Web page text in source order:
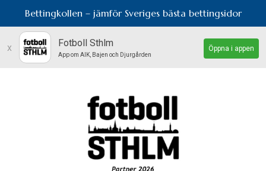
Bettingkollen – jämför Sveriges bästa bettingsidor
x Fotboll Sthlm
App om AIK, Bajen och Djurgården
Öppna i appen